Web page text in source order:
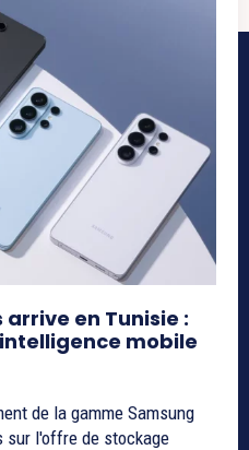
arrive en Tunisie :
mobile
de la gamme Samsung
sur l'offre de stockage